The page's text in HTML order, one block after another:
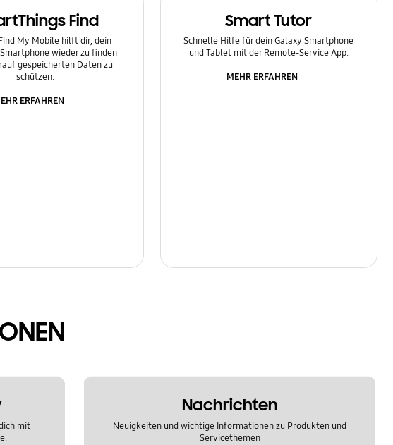
Find
My Mobile hilft dir, dein
wieder zu finden
gespeicherten Daten zu
schützen.
ERFAHREN
Smart Tutor
Schnelle Hilfe für dein Galaxy Smartphone
und Tablet mit der Remote-Service App.
MEHR ERFAHREN
mit
Nachrichten
Neuigkeiten und wichtige Informationen zu Produkten und
Servicethemen